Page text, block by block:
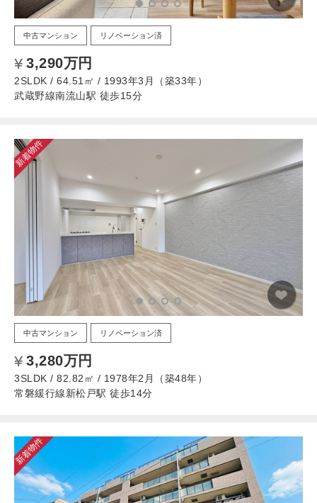
中古マンション リノベーション済
3,290万円
2SLDK / 64.51㎡ / 1993年3月（築33年）
武蔵野線南流山駅 徒歩15分
新着物件
中古マンション リノベーション済
3,280万円
3SLDK / 82.82㎡ / 1978年2月（築48年）
常磐緩行線新松戸駅 徒歩14分
新着物件